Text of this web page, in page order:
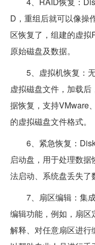
D，重组后就可以像操
区恢复了，组建的虚
原始磁盘及数据。
5、虚拟机恢复：无
虚拟磁盘文件，加载
据恢复，支持VMware
的虚拟磁盘文件格式。
6、紧急恢复：
启动盘，用于处理数
法启动、系统盘丢失了
7、扇区编辑：集成
编辑功能，例如，扇
解释、对任意扇区进